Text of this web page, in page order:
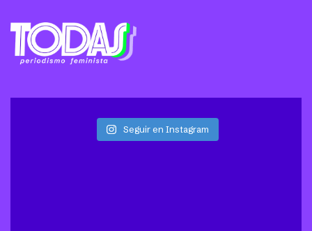
Seguir en Instagram